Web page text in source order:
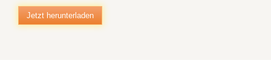
Jetzt herunterladen